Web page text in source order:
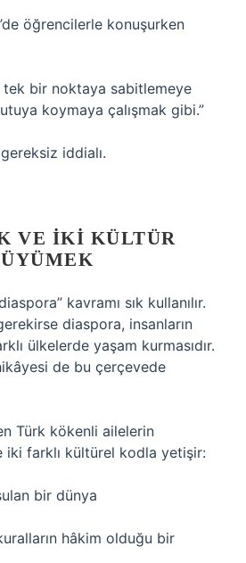
öğrencilerle konuşurken
tek bir noktaya sabitlemeye
koymaya çalışmak gibi.”
iddialı.
VE IKI KÜLTÜR
kavramı sık kullanılır.
diaspora, insanların
ülkelerde yaşam kurmasıdır.
de bu çerçevede
Türk kökenli ailelerin
iki farklı kültürel kodla yetişir:
bir dünya
hâkim olduğu bir